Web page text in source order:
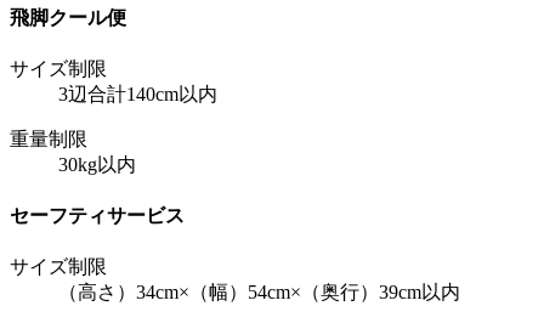
飛脚クール便
サイズ制限
3辺合計140cm以内
重量制限
30kg以内
セーフティサービス
サイズ制限
（高さ）34cm×（幅）54cm×（奥行）39cm以内